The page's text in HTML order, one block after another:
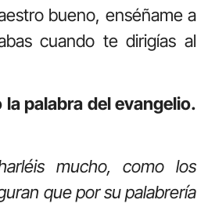
bueno, enséñame a
cuando te dirigías al
palabra del evangelio.
mucho, como los
que por su palabrería